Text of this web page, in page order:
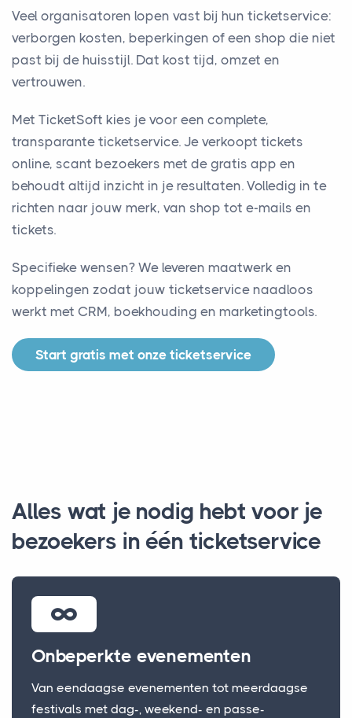
Veel organisatoren lopen vast bij hun ticketservice:
verborgen kosten, beperkingen of een shop die niet
past bij de huisstijl. Dat kost tijd, omzet en
vertrouwen.
Met TicketSoft kies je voor een complete,
transparante ticketservice. Je verkoopt tickets
online, scant bezoekers met de gratis app en
behoudt altijd inzicht in je resultaten. Volledig in te
richten naar jouw merk, van shop tot e-mails en
tickets.
Specifieke wensen? We leveren maatwerk en
koppelingen zodat jouw ticketservice naadloos
werkt met CRM, boekhouding en marketingtools.
Start gratis met onze ticketservice
Alles wat je nodig hebt voor je
bezoekers in één ticketservice
Onbeperkte evenementen
Van eendaagse evenementen tot meerdaagse
festivals met dag-, weekend- en passe-